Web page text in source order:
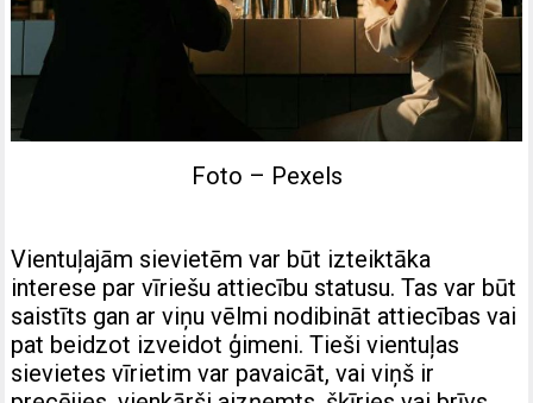
Foto – Pexels
Vientuļajām sievietēm var būt izteiktāka
interese par vīriešu attiecību statusu. Tas var būt
saistīts gan ar viņu vēlmi nodibināt attiecības vai
pat beidzot izveidot ģimeni. Tieši vientuļas
sievietes vīrietim var pavaicāt, vai viņš ir